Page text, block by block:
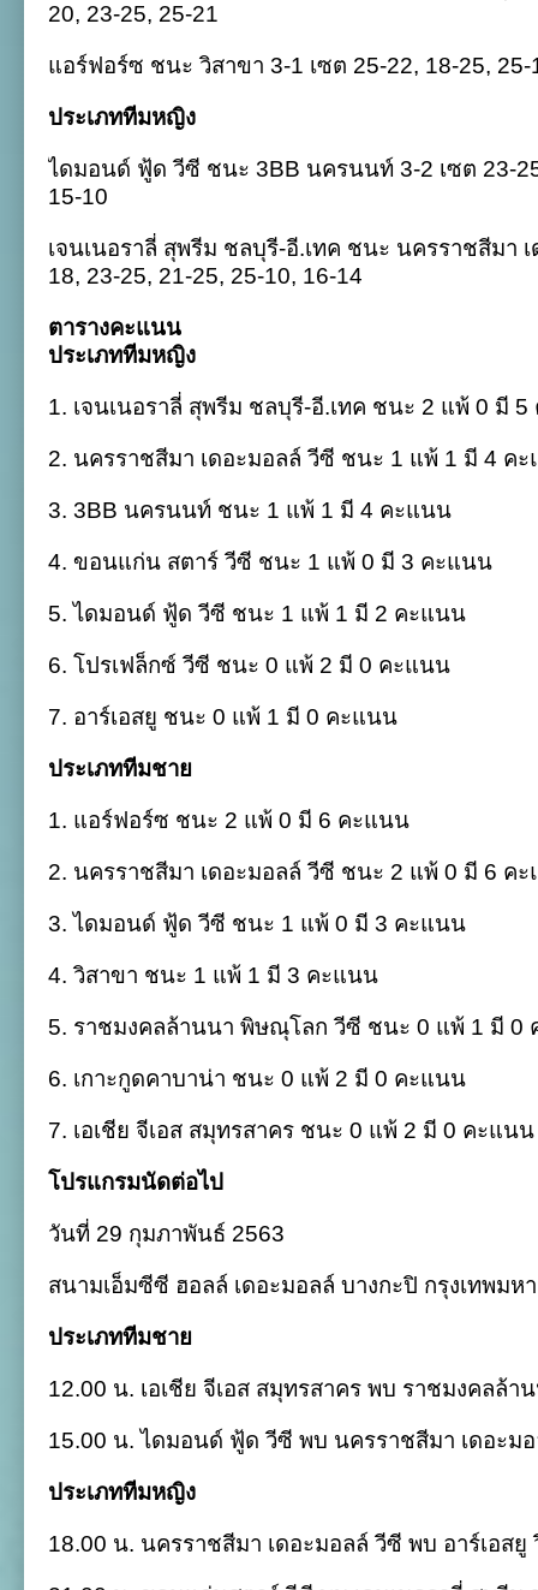
20, 23-25, 25-21
แอร์ฟอร์ซ ชนะ วิสาขา 3-1 เซต 25-22, 18-25, 25-
ประเภททีมหญิง
ไดมอนด์ ฟู้ด วีซี ชนะ 3BB นครนนท์ 3-2 เซต 23-
15-10
เจนเนอราลี่ สุพรีม ชลบุรี-อี.เทค ชนะ นครราชสีมา
18, 23-25, 21-25, 25-10, 16-14
ตารางคะแนน
ประเภททีมหญิง
1. เจนเนอราลี่ สุพรีม ชลบุรี-อี.เทค ชนะ 2 แพ้ 0 มี
2. นครราชสีมา เดอะมอลล์ วีซี ชนะ 1 แพ้ 1 มี 4 ค
3. 3BB นครนนท์ ชนะ 1 แพ้ 1 มี 4 คะแนน
4. ขอนแก่น สตาร์ วีซี ชนะ 1 แพ้ 0 มี 3 คะแนน
5. ไดมอนด์ ฟู้ด วีซี ชนะ 1 แพ้ 1 มี 2 คะแนน
6. โปรเฟล็กซ์ วีซี ชนะ 0 แพ้ 2 มี 0 คะแนน
7. อาร์เอสยู ชนะ 0 แพ้ 1 มี 0 คะแนน
ประเภททีมชาย
1. แอร์ฟอร์ซ ชนะ 2 แพ้ 0 มี 6 คะแนน
2. นครราชสีมา เดอะมอลล์ วีซี ชนะ 2 แพ้ 0 มี 6 ค
3. ไดมอนด์ ฟู้ด วีซี ชนะ 1 แพ้ 0 มี 3 คะแนน
4. วิสาขา ชนะ 1 แพ้ 1 มี 3 คะแนน
5. ราชมงคลล้านนา พิษณุโลก วีซี ชนะ 0 แพ้ 1 มี 0
6. เกาะกูดคาบาน่า ชนะ 0 แพ้ 2 มี 0 คะแนน
7. เอเชีย จีเอส สมุทรสาคร ชนะ 0 แพ้ 2 มี 0 คะแนน
โปรแกรมนัดต่อไป
วันที่ 29 กุมภาพันธ์ 2563
สนามเอ็มซีซี ฮอลล์ เดอะมอลล์ บางกะปิ กรุงเทพมห
ประเภททีมชาย
12.00 น. เอเชีย จีเอส สมุทรสาคร พบ ราชมงคลล้
15.00 น. ไดมอนด์ ฟู้ด วีซี พบ นครราชสีมา เดอะม
ประเภททีมหญิง
18.00 น. นครราชสีมา เดอะมอลล์ วีซี พบ อาร์เอสยู